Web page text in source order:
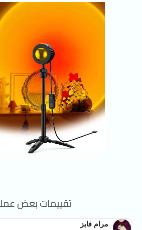
تقييمات بعض
مرام فايز